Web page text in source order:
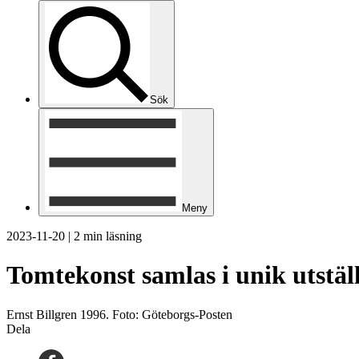
Sök
Meny
2023-11-20 | 2 min läsning
Tomtekonst samlas i unik
Ernst Billgren 1996. Foto: Göteborgs-Posten
Dela